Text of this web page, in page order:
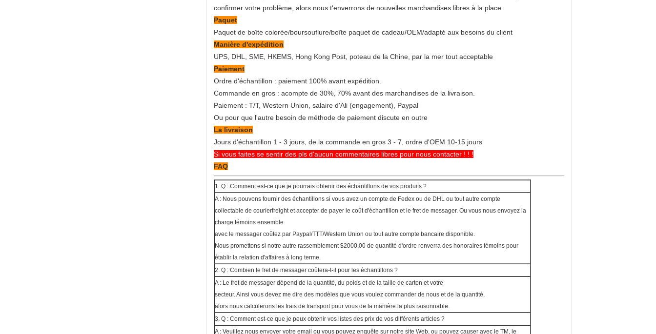
confirmer votre problème, alors nous t'enverrons de nouvelles marchandises libres à la place.
Paquet
Paquet de boîte colorée/boursouflure/boîte paquet de cadeau/OEM/adapté aux besoins du client
Manière d'expédition
UPS, DHL, SME, HKEMS, Hong Kong Post, poteau de la Chine, par la mer tout acceptable
Paiement
Ordre d'échantillon : paiement 100% avant expédition.
Commande en gros : acompte de 30%, 70% avant des marchandises de la livraison.
Paiement : T/T, Western Union, salaire d'Ali (engagement), Paypal
Ou pour que l'autre besoin de méthode de paiement discute en outre
La livraison
Jours d'échantillon 1 - 3 jours, de la commande en gros 3 - 7, ordre d'OEM 10-15 jours
Si vous faites se sentir des pls d'aucun commentaires libres pour nous contacter ! ! !
FAQ
1. Q : Comment est-ce que je pourrais obtenir des échantillons de vos produits ?
A : Nous pouvons fournir des échantillons si vous avez un compte de Fedex ou de DHL ou tout autre compte
collectable de courierfreight et accepter de payer le coût d'échantillon et le fret de messager. Ou vous nous envoyez la
charge témoins ensemble
avec le messager coûtez par Paypal/TTT/Western Union ou tout autre compte bancaire disponible.
Nous promettons si notre autre rassemblement $2000,00 de quantité d'ordre renverra des honoraires témoins pour
établir la relation d'affaires à long terme.
2. Q : Combien le fret de messager coûtera-t-il pour les échantillons ?
A : Le fret de messager dépend de la quantité, du poids et de la taille de carton et votre
secteur. Ainsi vous devez me dire des modèles que vous voulez commander de nous et de la quantité,
alors nous calculerons les frais de transport pour vous de la manière la plus raisonnable.
3. Q : Comment est-ce que je peux obtenir vos listes des prix de vos différents articles ?
A : Veuillez nous envoyer votre email ou vous pouvez enquête sur notre site Web, ou pouvez causer avec le TM, le